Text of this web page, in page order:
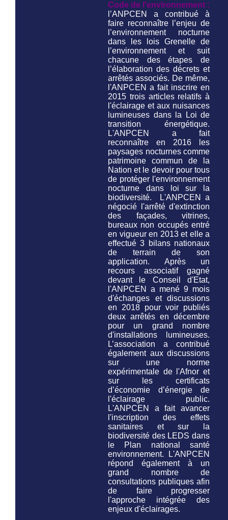
Code de l'environnement :
l’ANPCEN a contribué à
faire reconnaître l’enjeu de
l’environnement nocturne
dans les lois Grenelle de
l’environnement et suit
chacune des étapes de
l’élaboration des décrets et
arrêtés associés. De même,
l'ANPCEN a fait inscrire en
2015 trois articles relatifs à
l'éclairage et aux nuisances
lumineuses dans la Loi de
transition énergétique.
L'ANPCEN a fait
reconnaître en 2016 les
paysages nocturnes comme
patrimoine commun de la
Nation et le devoir pour tous
de protéger l'environnement
nocturne dans loi sur la
biodiversité.
L'ANPCEN a
négocié l'arrêté d'extinction
des façades, vitrines,
bureaux non occupés entré
en vigueur en 2013 et elle a
effectué 3 bilans nationaux
de terrain de son
application. Après un
recours associatif gagné
devant le Conseil d'Etat,
l'ANPCEN a mené 9 mois
d'échanges et discussions
en 2018 pour voir publiés
deux arrêtés en décembre
pour un grand nombre
d'installations lumineuses.
L’association a contribué
également aux discussions
sur une norme
expérimentale de l'Afnor et
sur les certificats
d’économie d’énergie de
l'éclairage public.
L'ANPCEN a fait avancer
l'inscription des effets
sanitaires et sur la
biodiversité des LEDS dans
le Plan national santé
environnement. L'ANPCEN
répond également à un
grand nombre de
consultations publiques afin
de faire progresser
l'approche intégrée des
enjeux d'éclairages.